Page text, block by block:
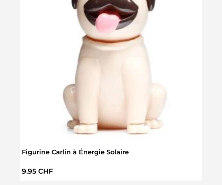
Figurine Carlin à Énergie Solaire
Prix régulier :
9.95 CHF